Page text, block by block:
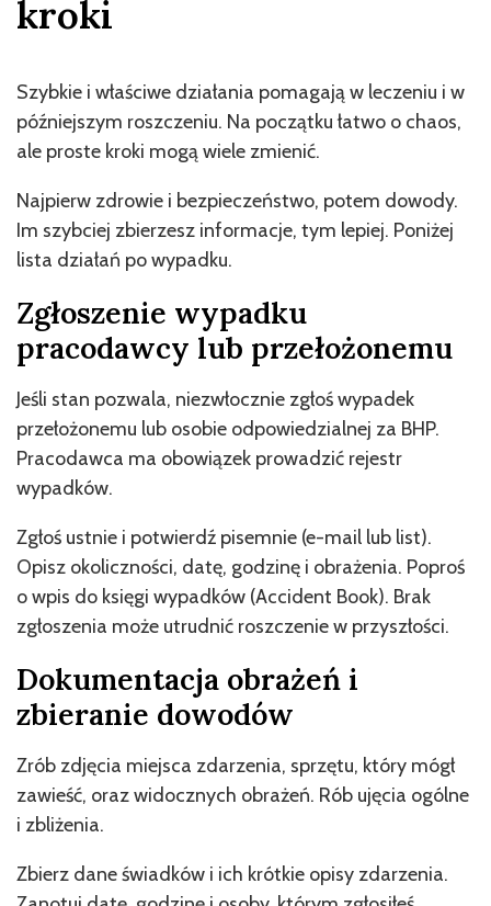
kroki
Szybkie i właściwe działania pomagają w leczeniu i w
późniejszym roszczeniu. Na początku łatwo o chaos,
ale proste kroki mogą wiele zmienić.
Najpierw zdrowie i bezpieczeństwo, potem dowody.
Im szybciej zbierzesz informacje, tym lepiej. Poniżej
lista działań po wypadku.
Zgłoszenie wypadku
pracodawcy lub przełożonemu
Jeśli stan pozwala, niezwłocznie zgłoś wypadek
przełożonemu lub osobie odpowiedzialnej za BHP.
Pracodawca ma obowiązek prowadzić rejestr
wypadków.
Zgłoś ustnie i potwierdź pisemnie (e-mail lub list).
Opisz okoliczności, datę, godzinę i obrażenia. Poproś
o wpis do księgi wypadków (Accident Book). Brak
zgłoszenia może utrudnić roszczenie w przyszłości.
Dokumentacja obrażeń i
zbieranie dowodów
Zrób zdjęcia miejsca zdarzenia, sprzętu, który mógł
zawieść, oraz widocznych obrażeń. Rób ujęcia ogólne
i zbliżenia.
Zbierz dane świadków i ich krótkie opisy zdarzenia.